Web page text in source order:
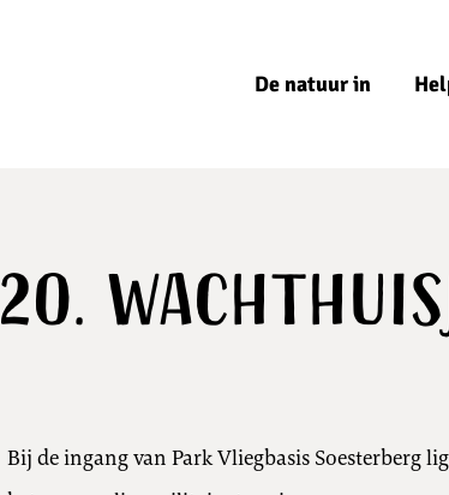
De natuur in
20.
Bij de ingang van Park Vliegbasis Soesterberg